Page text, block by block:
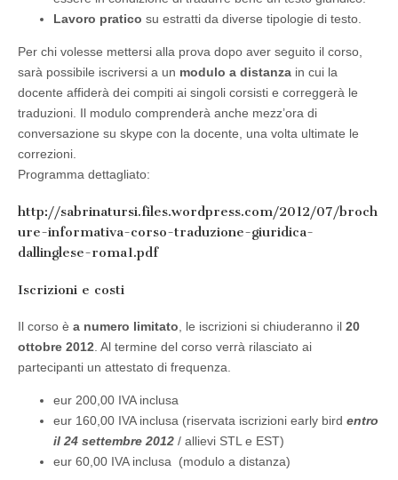
Lavoro pratico su estratti da diverse tipologie di testo.
Per chi volesse mettersi alla prova dopo aver seguito il corso,
sarà possibile iscriversi a un modulo a distanza in cui la
docente affiderà dei compiti ai singoli corsisti e correggerà le
traduzioni. Il modulo comprenderà anche mezz’ora di
conversazione su skype con la docente, una volta ultimate le
correzioni.
Programma dettagliato:
http://sabrinatursi.files.wordpress.com/2012/07/broch
ure-informativa-corso-traduzione-giuridica-
dallinglese-roma1.pdf
Iscrizioni e costi
Il corso è a numero limitato, le iscrizioni si chiuderanno il 20
ottobre 2012. Al termine del corso verrà rilasciato ai
partecipanti un attestato di frequenza.
eur 200,00 IVA inclusa
eur 160,00 IVA inclusa (riservata iscrizioni early bird entro
il 24 settembre 2012 / allievi STL e EST)
eur 60,00 IVA inclusa (modulo a distanza)